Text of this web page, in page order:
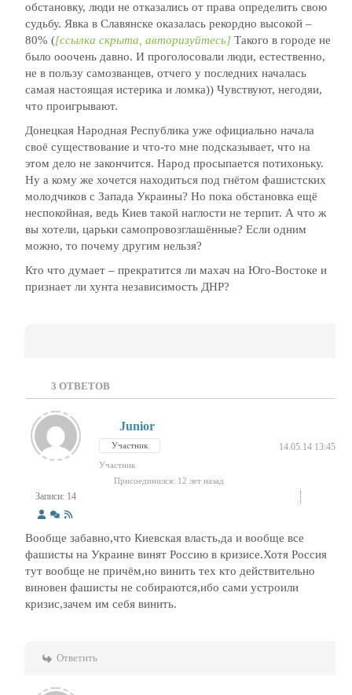
обстановку, люди не отказались от права определить свою
судьбу. Явка в Славянске оказалась рекордно высокой –
80% ([ссылка скрыта, авторизуйтесь] Такого в городе не
было ооочень давно. И проголосовали люди, естественно,
не в пользу самозванцев, отчего у последних началась
самая настоящая истерика и ломка)) Чувствуют, негодяи,
что проигрывают.
Донецкая Народная Республика уже официально начала
своё существование и что-то мне подсказывает, что на
этом дело не закончится. Народ просыпается потихоньку.
Ну а кому же хочется находиться под гнётом фашистских
молодчиков с Запада Украины? Но пока обстановка ещё
неспокойная, ведь Киев такой наглости не терпит. А что ж
вы хотели, царьки самопровозглашённые? Если одним
можно, то почему другим нельзя?
Кто что думает – прекратится ли махач на Юго-Востоке и
признает ли хунта независимость ДНР?
3 ОТВЕТОВ
Записи: 14
Junior
Участник 14.05.14 13:45
Участник
Присоединился: 12 лет назад
Вообще забавно,что Киевская власть,да и вообще все
фашисты на Украине винят Россию в кризисе.Хотя Россия
тут вообще не причём,но винить тех кто действительно
виновен фашисты не собираются,ибо сами устроили
кризис,зачем им себя винить.
Ответить